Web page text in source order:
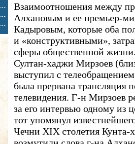
Взаимоотношения между
Алхановым и ее премьер-
Кадыровым, которые оба
и «конструктивными»,
сферы общественной
Султан-хаджи Мирзоев
выступил с
была прервана трансляция
телевидения. Г-н Мирзоев
за его интервью одному
тот упомянул
Чечни XIX столетия